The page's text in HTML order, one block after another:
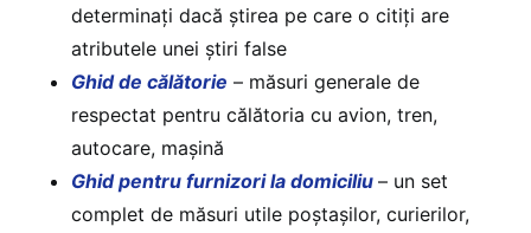
determinați dacă știrea pe care o citiți are
atributele unei știri false
Ghid de călătorie – măsuri generale de
respectat pentru călătoria cu avion, tren,
autocare, mașină
Ghid pentru furnizori la domiciliu – un set
complet de măsuri utile poștașilor, curierilor,